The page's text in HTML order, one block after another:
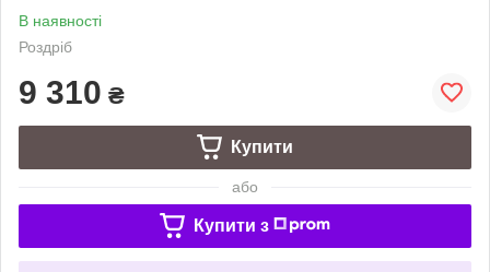
В наявності
Роздріб
9 310 ₴
Купити
або
Купити з